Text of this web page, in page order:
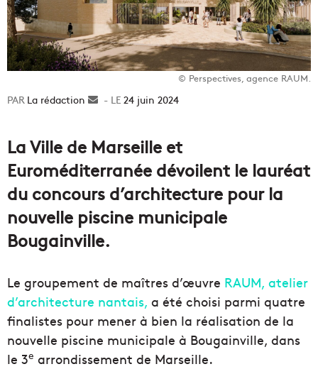
© Perspectives, agence RAUM.
La rédaction
Envoyer24 juin 2024
La Ville de Marseille et
Euroméditerranée dévoilent le lauréat
du concours d’architecture pour la
nouvelle piscine municipale
Bougainville.
Le groupement de maîtres d’œuvre RAUM, atelier
d’architecture nantais, a été choisi parmi quatre
finalistes pour mener à bien la réalisation de la
nouvelle piscine municipale à Bougainville, dans
le 3e arrondissement de Marseille.